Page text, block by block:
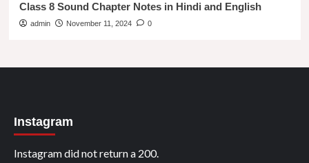
Class 8 Sound Chapter Notes in Hindi and English
admin November 11, 2024 0
Instagram
Instagram did not return a 200.